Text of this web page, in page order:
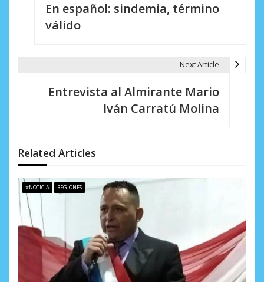
ó
n
d
e
En español: sindemia, término
válido
Next Article
Entrevista al Almirante Mario
Iván Carratú Molina
Related Articles
#NOTICIA REGIONES